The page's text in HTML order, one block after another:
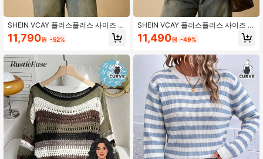
4.91 190K 팔로워
4.91 190K 팔로워
4.91 190K 팔로워
SHEIN VCAY 플러스플러스 사이즈 여
성 스트라이프 크루 넥 긴소매 니트 스
웨터 가을 겨울 여성 의류
11,790원 -52%
SHEIN VCAY 플러스플러스 사이즈 여
성 플로럴 프린트 브이넥 드롭 숄더 긴
소매 캐주얼 스웨터, 가을/겨울
11,490원 -49%